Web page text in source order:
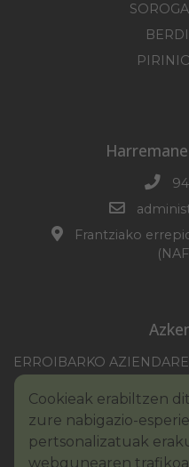
Frantziako
Cookieak erabiltzen
zure nabigazio-
pertsonalizatuak
webgunearen